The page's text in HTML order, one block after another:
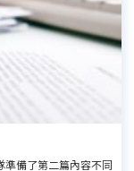
備了第二篇內容不同